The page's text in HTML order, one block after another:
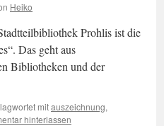
Heiko
Prohlis ist die
Das geht aus
Bibliotheken und der
mitauszeichnung,
hinterlassen